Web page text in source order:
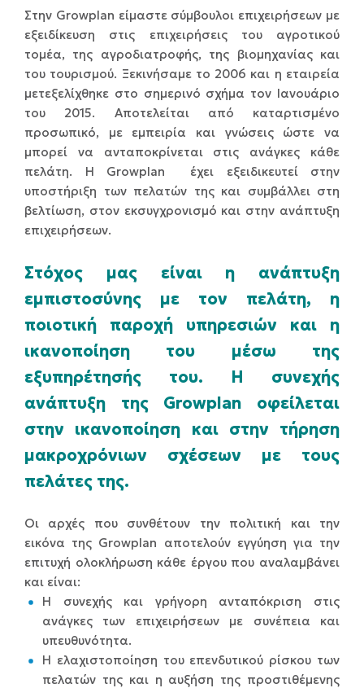
Στην Growplan είμαστε σύμβουλοι επιχειρήσεων με
εξειδίκευση στις επιχειρήσεις του αγροτικού
τομέα, της αγροδιατροφής, της βιομηχανίας και
του τουρισμού. Ξεκινήσαμε το 2006 και η εταιρεία
μετεξελίχθηκε στο σημερινό σχήμα τον Ιανουάριο
του 2015. Αποτελείται από καταρτισμένο
προσωπικό, με εμπειρία και γνώσεις ώστε να
μπορεί να ανταποκρίνεται στις ανάγκες κάθε
πελάτη. Η Growplan έχει εξειδικευτεί στην
υποστήριξη των πελατών της και συμβάλλει στη
βελτίωση, στον εκσυγχρονισμό και στην ανάπτυξη
επιχειρήσεων.
Στόχος μας είναι η ανάπτυξη
εμπιστοσύνης με τον πελάτη, η
ποιοτική παροχή υπηρεσιών και η
ικανοποίηση του μέσω της
εξυπηρέτησής του. Η συνεχής
ανάπτυξη της Growplan οφείλεται
στην ικανοποίηση και στην τήρηση
μακροχρόνιων σχέσεων με τους
πελάτες της.
Οι αρχές που συνθέτουν την πολιτική και την
εικόνα της Growplan αποτελούν εγγύηση για την
επιτυχή ολοκλήρωση κάθε έργου που αναλαμβάνει
και είναι:
Η συνεχής και γρήγορη ανταπόκριση στις
ανάγκες των επιχειρήσεων με συνέπεια και
υπευθυνότητα.
Η ελαχιστοποίηση του επενδυτικού ρίσκου των
πελατών της και η αυξήση της προστιθέμενης